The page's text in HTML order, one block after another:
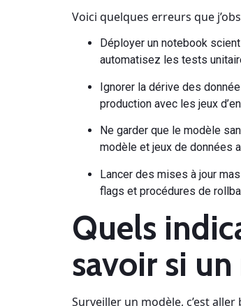
Voici quelques erreurs que
Déployer un notebook
automatisez les tests
Ignorer la dérive des
production avec les jeux
Ne garder que le modèle
modèle et jeux de données
Lancer des mises à jour
flags et procédures de
Quels
savoir si
Surveiller un modèle, c’est